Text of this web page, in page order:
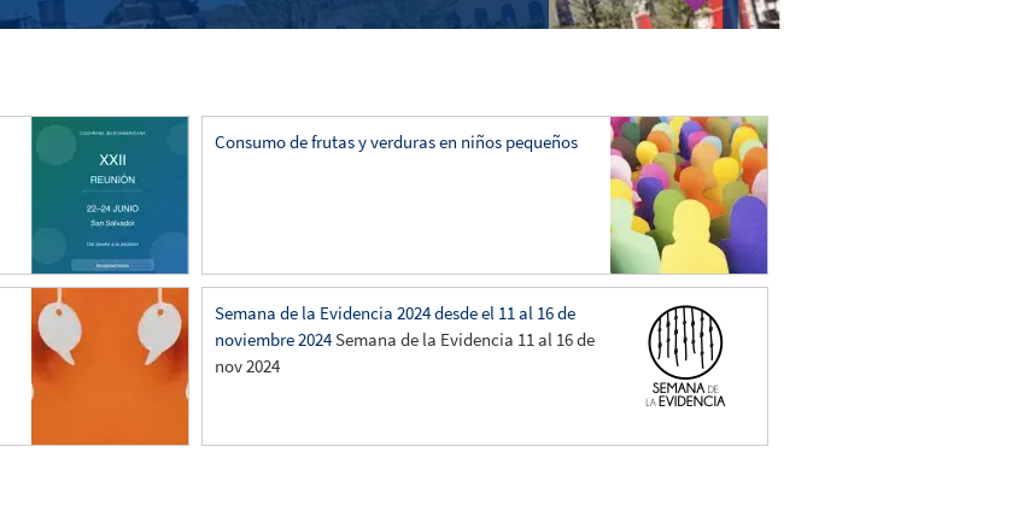
Consumo de frutas y verduras en niños pequeños
Semana de la Evidencia 2024 desde el 11 al 16 de
noviembre 2024Semana de la Evidencia 11 al 16 de
nov 2024